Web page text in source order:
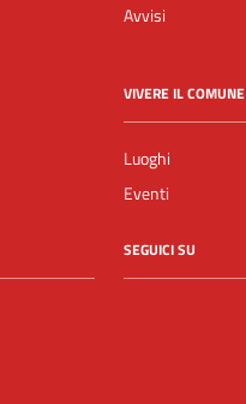
Avvisi
VIVERE IL COMUNE
Luoghi
Eventi
SEGUICI SU